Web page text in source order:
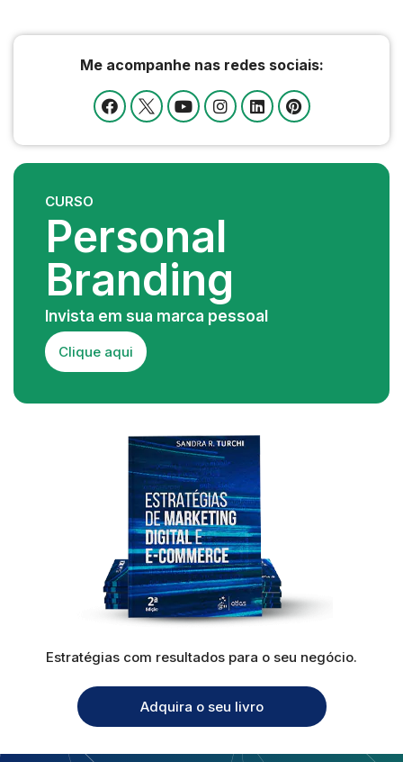
Me acompanhe nas redes sociais:
CURSO
Personal
Branding
Invista em sua marca pessoal
Clique aqui
Estratégias com resultados para o seu negócio.
Adquira o seu livro